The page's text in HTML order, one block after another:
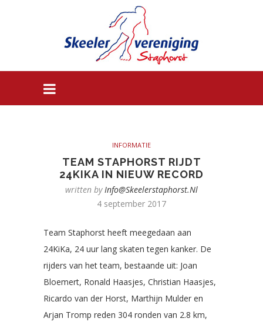
INFORMATIE
TEAM STAPHORST RIJDT
24KIKA IN NIEUW RECORD
written byInfo@skeelerstaphorst.nl
4 september 2017
Team Staphorst heeft meegedaan aan
24KiKa, 24 uur lang skaten tegen kanker. De
rijders van het team, bestaande uit: Joan
Bloemert, Ronald Haasjes, Christian Haasjes,
Ricardo van der Horst, Marthijn Mulder en
Arjan Tromp reden 304 ronden van 2.8 km,